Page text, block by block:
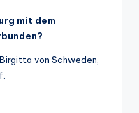
mit dem
von Schweden,